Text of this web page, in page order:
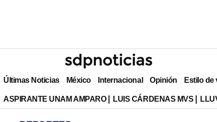
Últimas Noticias México Internacional Opinión Estilo de
ASPIRANTE UNAM AMPARO LUIS CÁRDENAS MVS